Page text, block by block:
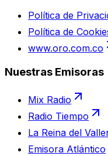
Política de
Política de
www.oro.com.co
Nuestras Emisoras
Mix Radio
Radio Tiempo
La Reina del
Emisora Atlántico